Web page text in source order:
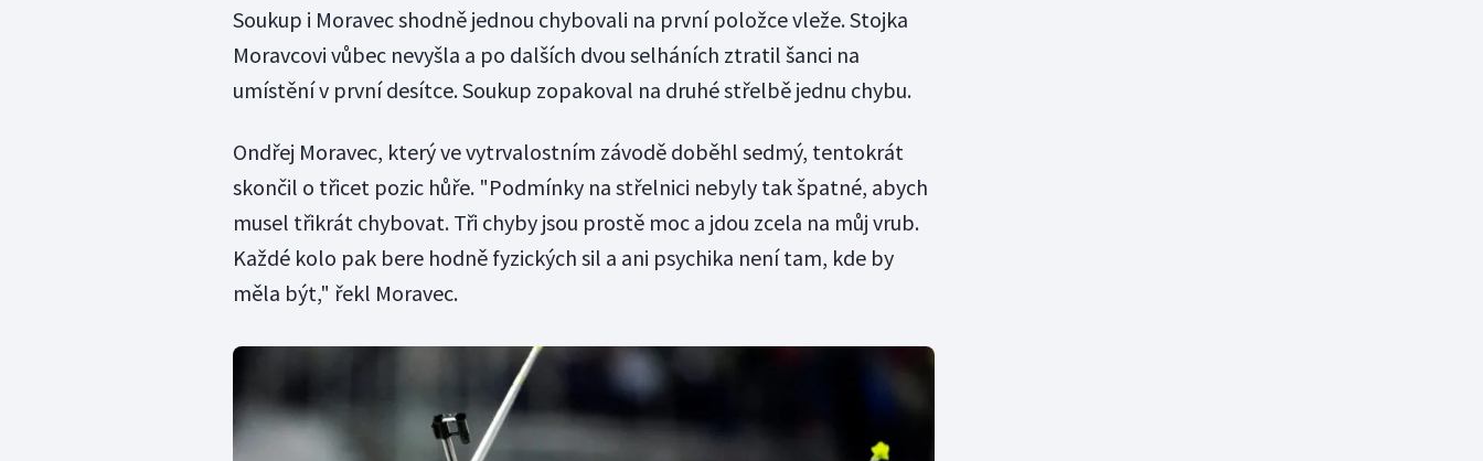
Soukup i Moravec shodně jednou chybovali na první položce vleže. Stojka
Moravcovi vůbec nevyšla a po dalších dvou selháních ztratil šanci na
umístění v první desítce. Soukup zopakoval na druhé střelbě jednu chybu.
Ondřej Moravec, který ve vytrvalostním závodě doběhl sedmý, tentokrát
skončil o třicet pozic hůře. "Podmínky na střelnici nebyly tak špatné, abych
musel třikrát chybovat. Tři chyby jsou prostě moc a jdou zcela na můj vrub.
Každé kolo pak bere hodně fyzických sil a ani psychika není tam, kde by
měla být," řekl Moravec.